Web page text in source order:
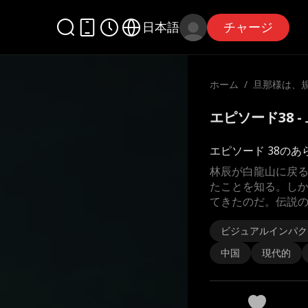
日本語 チャージ
ホーム / 旦那様は、
エピソード38 -
エピソード 38のあ
林辰が白龍山に戻
たことを知る。し
てきたのだ。伝説
ビジュアルインパ
中国
現代的